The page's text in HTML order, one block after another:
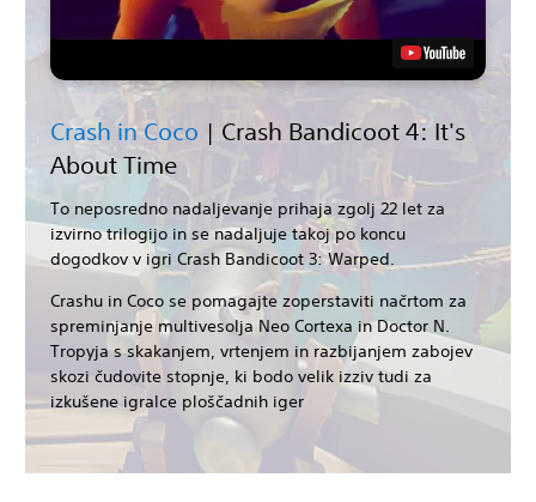
Crash in Coco | Crash Bandicoot 4: It's
About Time
To neposredno nadaljevanje prihaja zgolj 22 let za
izvirno trilogijo in se nadaljuje takoj po koncu
dogodkov v igri Crash Bandicoot 3: Warped.
Crashu in Coco se pomagajte zoperstaviti načrtom za
spreminjanje multivesolja Neo Cortexa in Doctor N.
Tropyja s skakanjem, vrtenjem in razbijanjem zabojev
skozi čudovite stopnje, ki bodo velik izziv tudi za
izkušene igralce ploščadnih iger